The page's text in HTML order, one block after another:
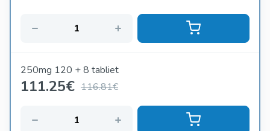
250mg 120 + 8 tabliet
111.25€ 116.81€